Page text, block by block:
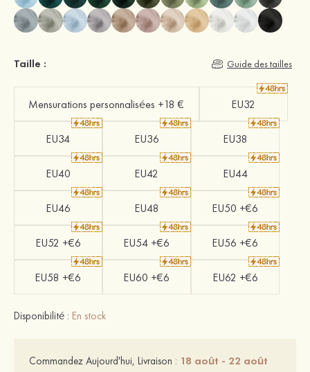
Taille : Guide des tailles
Mensurations personnalisées +18 € EU32
EU34 EU36 EU38
EU40 EU42 EU44
EU46 EU48 EU50 +€6
EU52 +€6 EU54 +€6 EU56 +€6
EU58 +€6 EU60 +€6 EU62 +€6
Disponibilité : En stock
Commandez Aujourd'hui, Livraison : 18 août - 22 août